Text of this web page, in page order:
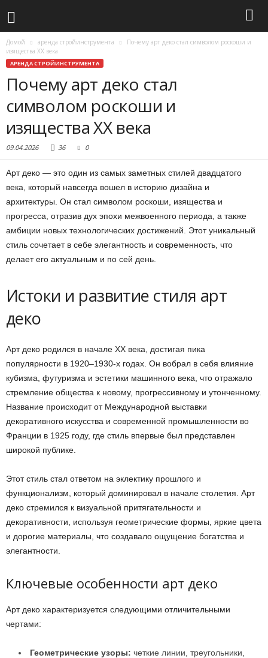
Домой аренда стройинструмента
Почему арт деко стал символом роскоши и
изящества XX века
АРЕНДА СТРОЙИНСТРУМЕНТА
Почему арт деко стал
символом роскоши и
изящества XX века
09.04.2026 36 0
Арт деко — это один из самых заметных стилей двадцатого
века, который навсегда вошел в историю дизайна и
архитектуры. Он стал символом роскоши, изящества и
прогресса, отразив дух эпохи межвоенного периода, а также
амбиции новых технологических достижений. Этот уникальный
стиль сочетает в себе элегантность и современность, что
делает его актуальным и по сей день.
Истоки и развитие стиля арт
деко
Арт деко родился в начале XX века, достигая пика
популярности в 1920–1930-х годах. Он вобрал в себя влияние
кубизма, футуризма и эстетики машинного века, что отражало
стремление общества к новому, прогрессивному и утонченному.
Название происходит от Международной выставки
декоративного искусства и современной промышленности во
Франции в 1925 году, где стиль впервые был представлен
широкой публике.
Этот стиль стал ответом на эклектику прошлого и
функционализм, который доминировал в начале столетия. Арт
деко стремился к визуальной притягательности и
декоративности, используя геометрические формы, яркие цвета
и дорогие материалы, что создавало ощущение богатства и
элегантности.
Ключевые особенности арт деко
Арт деко характеризуется следующими отличительными
чертами:
Геометрические узоры: четкие линии, треугольники,